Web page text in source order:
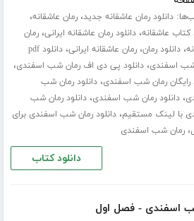
دانلود رمان عاشقانه جدید،رمان عاشقانه،
کتاب عاشقانه،دانلود رمان عاشقانه ایرانی،رمان
،دانلود رمان،رمان عاشقانه ایرانی،
دانلود pdf
شب اسفندی،دانلود پی دی اف رمان شب اسفندی،
رایگان رمان شب اسفندی،دانلود رمان شب
،دانلود رمان شب اسفندی،دانلود رمان شب
با لینک مستقیم،دانلود رمان شب اسفندی برای
،رمان شب اسفندی
دانلود کتاب
اسفندی - فصل اول